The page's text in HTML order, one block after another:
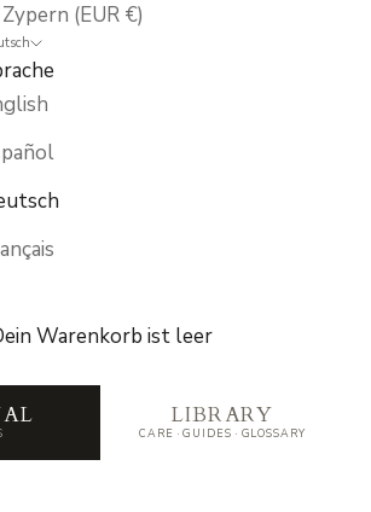
Zypern (EUR €)
Warenkorb ist leer
Stories from the
LIBRARY
CARE · GUIDES · GLOSSARY